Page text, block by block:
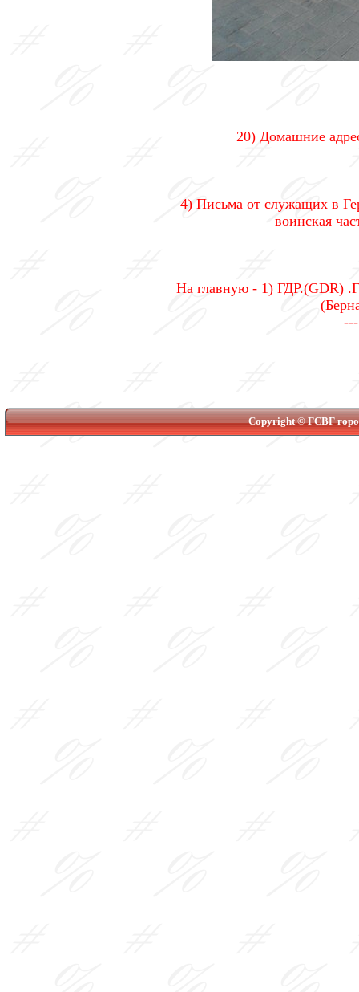
20) Домашние
4) Письма от служащих в
воинская
На главную - 1) ГДР.(GDR)
Copyright © ГСВГ